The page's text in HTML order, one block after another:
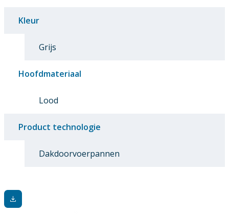
Kleur
Grijs
Hoofdmateriaal
Lood
Product technologie
Dakdoorvoerpannen